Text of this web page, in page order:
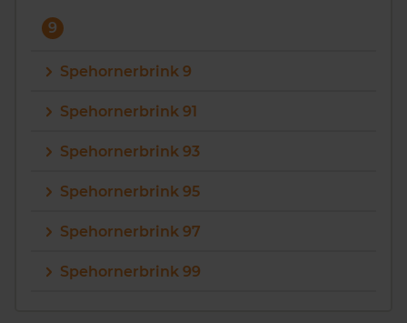
9
Spehornerbrink 9
Spehornerbrink 91
Spehornerbrink 93
Spehornerbrink 95
Spehornerbrink 97
Spehornerbrink 99